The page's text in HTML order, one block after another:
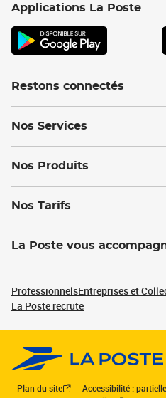
Applications La Poste
Restons connectés
Nos Services
Nos Produits
Nos Tarifs
La Poste vous
ProfessionnelsEntreprises et
La Poste recrute
Plan du site
Accessibilité :